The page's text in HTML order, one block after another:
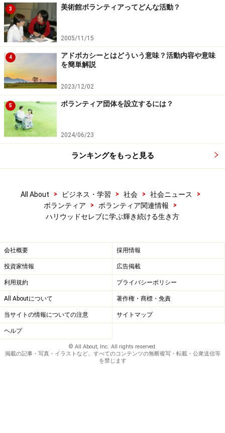
3 美術館ボランティアってどんな活動？
2005/11/15
4
アドボカシーとはどういう意味？活動内容や意味
を簡単解説
2023/12/02
5 ボランティア団体を設立するには？
2024/06/23
ランキングをもっと見る
All About > ビジネス・学習 > 社会 > 社会ニュース
>
ボランティア
> ボランティア関連情報
>
ハリウッドセレブに学ぶ輝き続ける生き方
会社概要 採用情報
投資家情報 広告掲載
利用規約 プライバシーポリシー
All Aboutについて 著作権・商標・免責
当サイトの情報についての注意 サイトマップ
ヘルプ
© All About, Inc. All rights reserved.
掲載の記事・写真・イラストなど、すべてのコンテンツの無断複写・転載・公衆送信等
を禁じます